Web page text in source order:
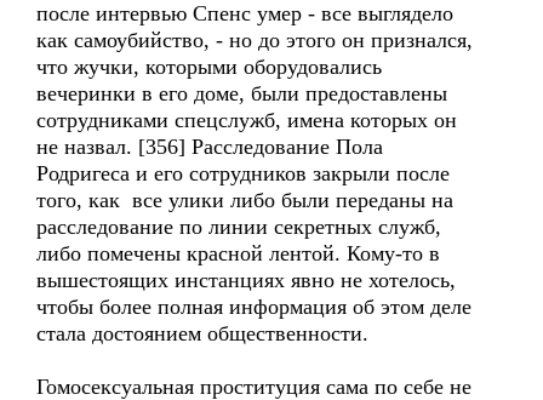
после интервью Спенс умер - все выглядело
как самоубийство, - но до этого он признался,
что жучки, которыми оборудовались
вечеринки в его доме, были предоставлены
сотрудниками спецслужб, имена которых он
не назвал. [356] Расследование Пола
Родригеса и его сотрудников закрыли после
того, как все улики либо были переданы на
расследование по линии секретных служб,
либо помечены красной лентой. Кому-то в
вышестоящих инстанциях явно не хотелось,
чтобы более полная информация об этом деле
стала достоянием общественности.
Гомосексуальная проституция сама по себе не